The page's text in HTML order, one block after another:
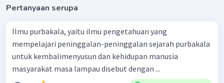
Pertanyaan serupa
Ilmu purbakala, yaitu ilmu pengetahuan yang
mempelajari peninggalan-peninggalan sejarah purbakala
untuk kembalimenyusun dan kehidupan manusia
masyarakat masa lampau disebut dengan ...